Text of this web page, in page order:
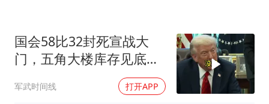
宇树王兴兴被问了360多个问题
中医教你一招提升气血
我国外贸延续良好增长态势
国会58比32封死宣战大
门，五角大楼库存见底，
特朗普叫停打伊朗那晚发
生了什么
军武时间线 打开APP